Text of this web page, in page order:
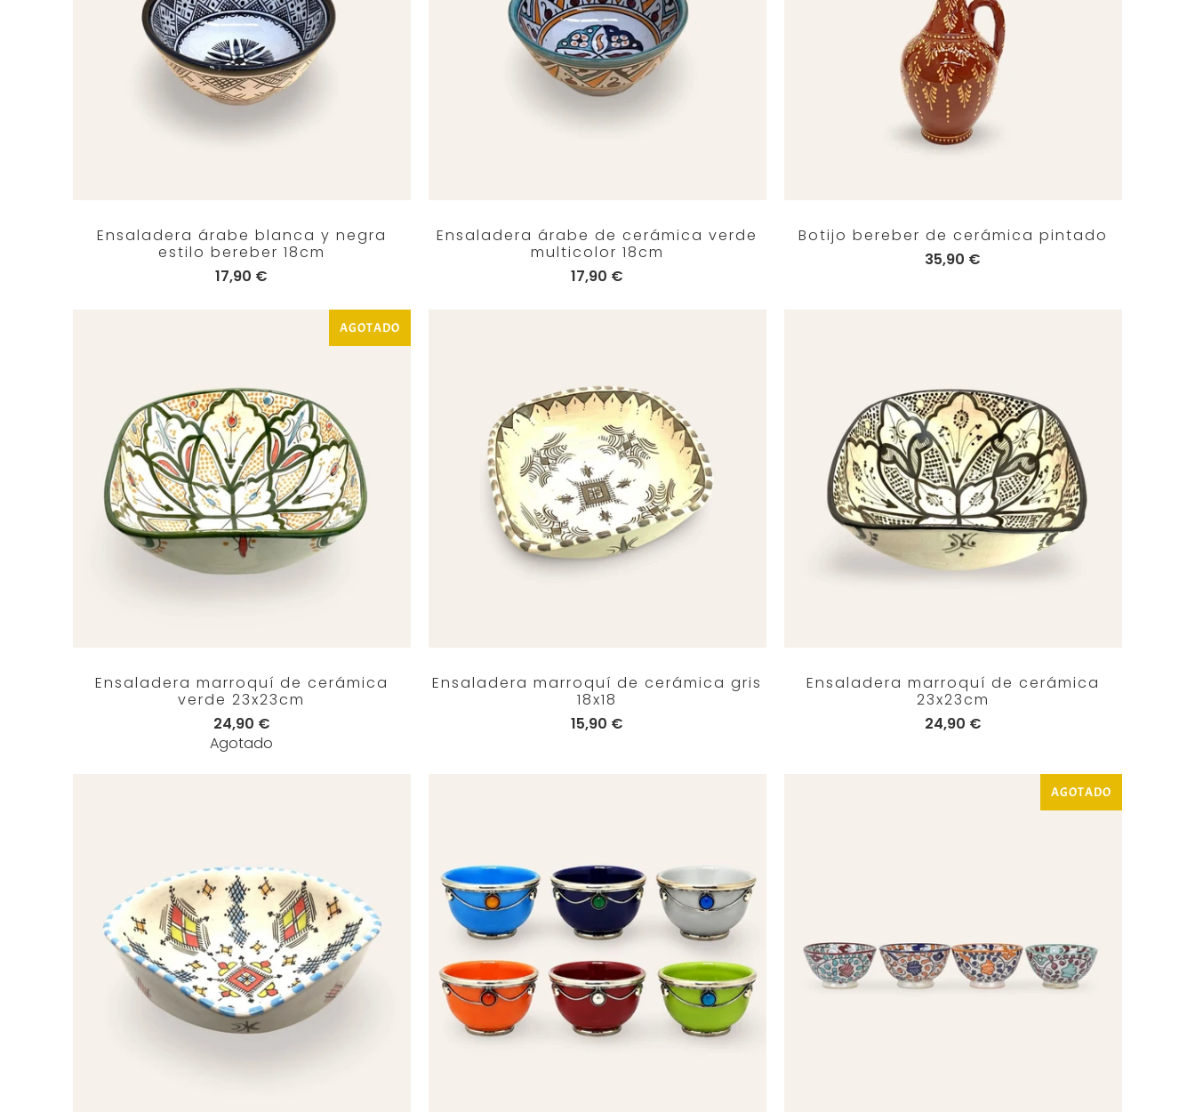
Ensaladera árabe blanca y negra
estilo bereber 18cm
17,90 €
Ensaladera árabe de cerámica verde
multicolor 18cm
17,90 €
Botijo bereber de cerámica pintado
35,90 €
AGOTADO
Ensaladera marroquí de cerámica
verde 23x23cm
24,90 €
Agotado
Ensaladera marroquí de cerámica gris
18x18
15,90 €
Ensaladera marroquí de cerámica
23x23cm
24,90 €
AGOTADO